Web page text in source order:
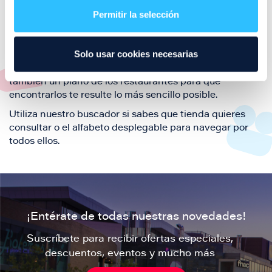
Permitir la selección
Solo usar cookies necesarias
también de nuestra oferta de ocio y shopping durante
podrás encontrar toda la información necesaria de
cada una de nuestras marcas. Sus datos de contacto y
también un plano de los restaurantes para que
encontrarlos te resulte lo más sencillo posible.
Utiliza nuestro buscador si sabes que tienda quieres
consultar o el alfabeto desplegable para navegar por
todos ellos.
¡Entérate de todas nuestras novedades!
Suscríbete para recibir ofertas especiales,
descuentos, eventos y mucho más